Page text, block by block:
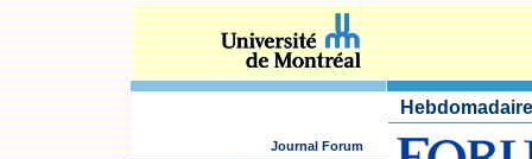
Journal Forum